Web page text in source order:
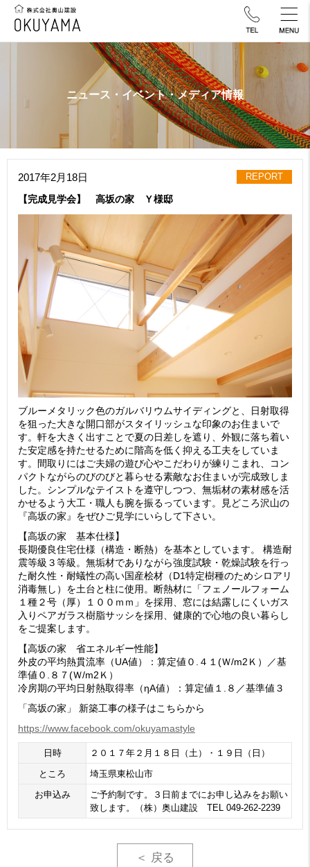
ニュース・イベント・メディア情報
2017年2月18日 REPORT
【完成見学会】 高坂の家 Ｙ様邸
ブルーメタリック色のガルバリウムサイディングと、日射取得
を狙った大きな開口部がスタイリッシュな印象のお住まいで
す。軒を大きく出すことで夏の日差しを遮り、外観に落ち着い
た安定感を持たせるために階高を低く抑える工夫をしていま
す。間取りにはご夫婦の遊び心やこだわりが練りこまれ、コン
パクトながらのびのびと暮らせる素敵なお住まいが完成致しま
した。シンプルなテイストを遵守しつつ、無垢材の素材感を活
かせるよう大工・職人も腕を振るっています。見どころ沢山の
『高坂の家』をぜひご見学にいらして下さい。
【高坂の家 基本仕様】
長期優良住宅仕様（構造・断熱）を基本としています。 構造耐
震等級３等級。無垢材でありながら強度試験・乾燥試験を行っ
た耐久性・耐蟻性の高い国産桧材（D1特定樹種のためシロアリ
消毒無し）を土台と柱に使用。断熱材に「フェノールフォーム
１種２号（厚）１００ｍｍ」を採用、窓には結露しにくいガス
入りペアガラス樹脂サッシを採用、健康的で心地の良い暮らし
をご提案します。
【高坂の家 省エネルギー性能】
外皮の平均熱貫流率（UA値）：算定値０.４１(Ｗ/m2Ｋ）／基
準値０.８７(Ｗ/m2Ｋ）
冷房期の平均日射熱取得率（ηA値）：算定値１.８／基準値３
「高坂の家」 新築工事の様子はこちらから
https://www.facebook.com/okuyamastyle
日時
２０１７年２月１８日（土）・１９日（日）
ところ
埼玉県東松山市
お申込み
ご予約制です。３日前までにお申し込みをお願い
致します。（株）奥山建設 TEL 049-262-2239
＜ 戻る